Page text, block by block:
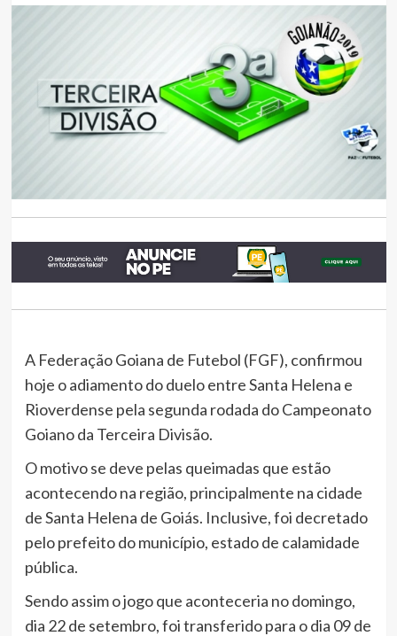
A Federação Goiana de Futebol (FGF), confirmou
hoje o adiamento do duelo entre Santa Helena e
Rioverdense pela segunda rodada do Campeonato
Goiano da Terceira Divisão.
O motivo se deve pelas queimadas que estão
acontecendo na região, principalmente na cidade
de Santa Helena de Goiás. Inclusive, foi decretado
pelo prefeito do município, estado de calamidade
pública.
Sendo assim o jogo que aconteceria no domingo,
dia 22 de setembro, foi transferido para o dia 09 de